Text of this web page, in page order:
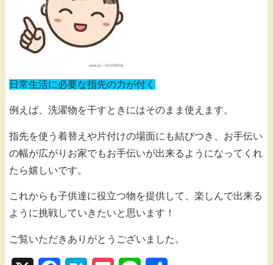
日常生活に必要な指先の力が付く
例えば、洗濯物を干すときにはそのまま使えます。
指先を使う着替えや片付けの場面にも結びつき、お手伝い
の幅が広がりお家でもお手伝いが出来るようになってくれ
たら嬉しいです。
これからも子供達に役立つ物を提供して、楽しんで出来る
ように挑戦していきたいと思います！
ご覧いただきありがとうございました。